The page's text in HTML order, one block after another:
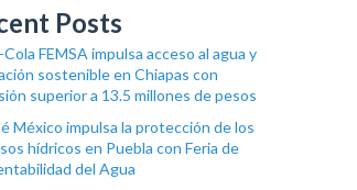
Posts
FEMSA impulsa acceso al agua y
sostenible en Chiapas con
superior a 13.5 millones de pesos
México impulsa la protección de los
hídricos en Puebla con Feria de
del Agua